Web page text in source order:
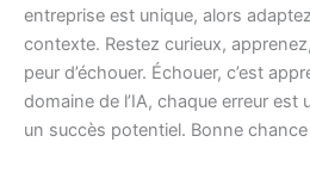
entreprise est unique, alors
contexte. Restez curieux,
peur d’échouer. Échouer, c’est
domaine de l’IA, chaque erreur est
un succès potentiel. Bonne